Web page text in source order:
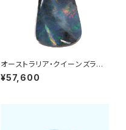
オーストラリア・クイーンズラン
ド産ボルダーオパール 16.70ct
¥57,600